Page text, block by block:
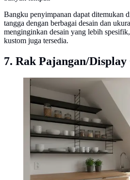
Bangku penyimpanan dapat ditemukan
tangga dengan berbagai desain dan
menginginkan desain yang lebih
kustom juga tersedia.
7. Rak Pajangan/